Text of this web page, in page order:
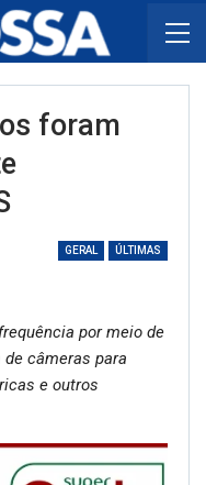
foram
GERAL ÚLTIMAS
por meio de
câmeras para
e outros